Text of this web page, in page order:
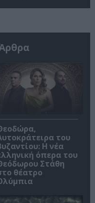
του
Η νέα
όπερα του
Στάθη
θέατρο